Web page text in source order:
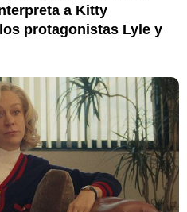
a Kitty
protagonistas Lyle y